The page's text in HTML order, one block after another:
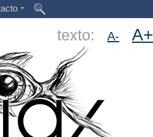
texto: A- A+